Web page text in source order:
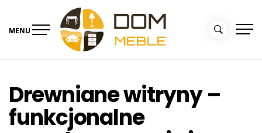
content
MENU
Drewniane witryny –
funkcjonalne